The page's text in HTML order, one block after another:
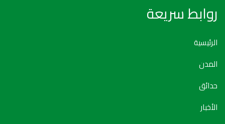
روابط سريعة
الرئيسية
المدن
حدائق
الأخبار